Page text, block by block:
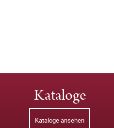
Kataloge
Kataloge ansehen